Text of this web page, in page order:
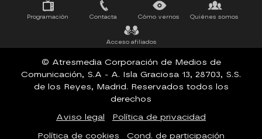
Programación Contacta Cómo vernos Quiénes somos
Acceso afiliados
© Atresmedia Corporación de Medios de
Comunicación, S.A - A. Isla Graciosa 13, 28703, S.S.
de los Reyes, Madrid. Reservados todos los
derechos
Aviso legal
Política de privacidad
Política de cookies
Cond. de participación